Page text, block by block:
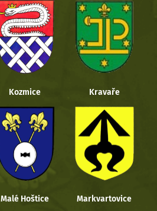
Kozmice Kravaře
Malé Hoštice Markvartovice